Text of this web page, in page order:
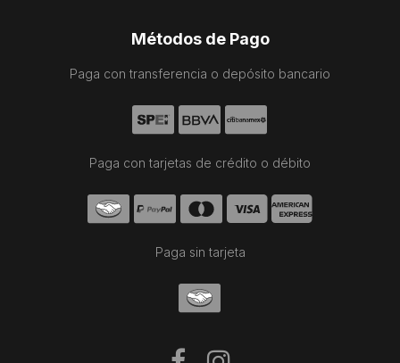
Métodos de Pago
Paga con transferencia o depósito bancario
Paga con tarjetas de crédito o débito
Paga sin tarjeta